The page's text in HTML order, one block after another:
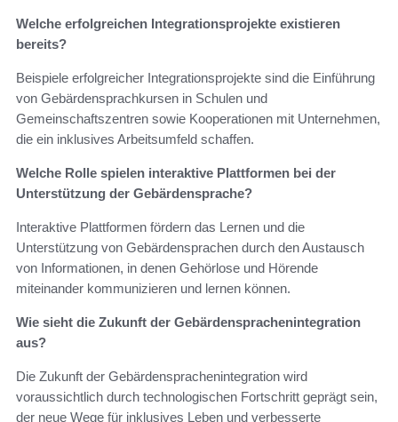
Welche erfolgreichen Integrationsprojekte existieren
bereits?
Beispiele erfolgreicher Integrationsprojekte sind die Einführung
von Gebärdensprachkursen in Schulen und
Gemeinschaftszentren sowie Kooperationen mit Unternehmen,
die ein inklusives Arbeitsumfeld schaffen.
Welche Rolle spielen interaktive Plattformen bei der
Unterstützung der Gebärdensprache?
Interaktive Plattformen fördern das Lernen und die
Unterstützung von Gebärdensprachen durch den Austausch
von Informationen, in denen Gehörlose und Hörende
miteinander kommunizieren und lernen können.
Wie sieht die Zukunft der Gebärdensprachenintegration
aus?
Die Zukunft der Gebärdensprachenintegration wird
voraussichtlich durch technologischen Fortschritt geprägt sein,
der neue Wege für inklusives Leben und verbesserte